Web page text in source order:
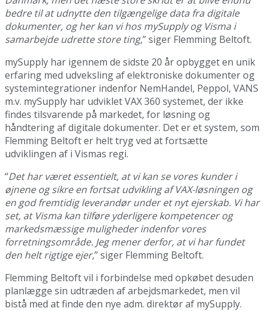
bedre til at udnytte den tilgængelige data fra digitale
dokumenter, og her kan vi hos mySupply og Visma i
samarbejde udrette store ting,” siger Flemming Beltoft.
mySupply har igennem de sidste 20 år opbygget en unik
erfaring med udveksling af elektroniske dokumenter og
systemintegrationer indenfor NemHandel, Peppol, VANS
m.v. mySupply har udviklet VAX 360 systemet, der ikke
findes tilsvarende på markedet, for løsning og
håndtering af digitale dokumenter. Det er et system, som
Flemming Beltoft er helt tryg ved at fortsætte
udviklingen af i Vismas regi.
“Det har været essentielt, at vi kan se vores kunder i
øjnene og sikre en fortsat udvikling af VAX-løsningen og
en god fremtidig leverandør under et nyt ejerskab. Vi har
set, at Visma kan tilføre yderligere kompetencer og
markedsmæssige muligheder indenfor vores
forretningsområde. Jeg mener derfor, at vi har fundet
den helt rigtige ejer,” siger Flemming Beltoft.
Flemming Beltoft vil i forbindelse med opkøbet desuden
planlægge sin udtræden af arbejdsmarkedet, men vil
bistå med at finde den nye adm. direktør af mySupply.